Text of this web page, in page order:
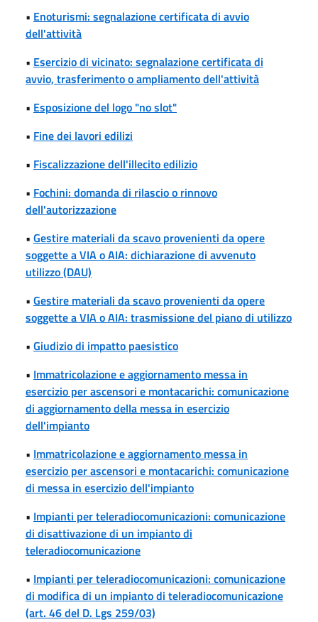
• Enoturismi: segnalazione certificata di avvio
dell'attività
• Esercizio di vicinato: segnalazione certificata di
avvio, trasferimento o ampliamento dell'attività
• Esposizione del logo "no slot"
• Fine dei lavori edilizi
• Fiscalizzazione dell'illecito edilizio
• Fochini: domanda di rilascio o rinnovo
dell'autorizzazione
• Gestire materiali da scavo provenienti da opere
soggette a VIA o AIA: dichiarazione di avvenuto
utilizzo (DAU)
• Gestire materiali da scavo provenienti da opere
soggette a VIA o AIA: trasmissione del piano di utilizzo
• Giudizio di impatto paesistico
• Immatricolazione e aggiornamento messa in
esercizio per ascensori e montacarichi: comunicazione
di aggiornamento della messa in esercizio
dell'impianto
• Immatricolazione e aggiornamento messa in
esercizio per ascensori e montacarichi: comunicazione
di messa in esercizio dell'impianto
• Impianti per teleradiocomunicazioni: comunicazione
di disattivazione di un impianto di
teleradiocomunicazione
• Impianti per teleradiocomunicazioni: comunicazione
di modifica di un impianto di teleradiocomunicazione
(art. 46 del D. Lgs 259/03)